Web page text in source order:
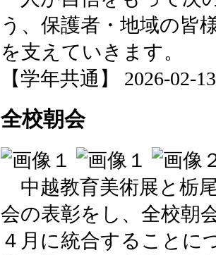
う、保護者・地域の皆
を支えていきます。
【学年共通】 2026-02-
全校朝会
中越教育美術展と栃
会の表彰をし、全校朝
４月に統合することに